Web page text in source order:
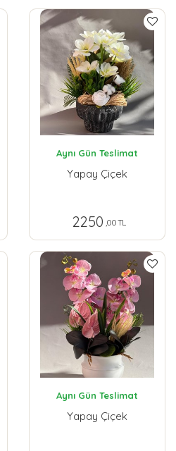
Aynı Gün Teslimat
Yapay Çiçek
2250 ,00 TL
Aynı Gün Teslimat
Yapay Çiçek